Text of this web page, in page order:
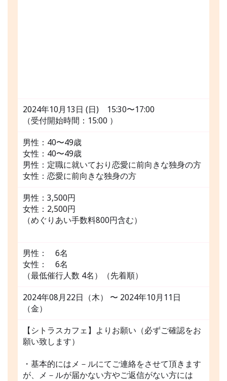
2024年10月13日 (日) 15:30〜17:00
（受付開始時間：15:00 ）
男性：40〜49歳
女性：40〜49歳
男性：定職に就いており恋愛に前向きな独身の方
女性：恋愛に前向きな独身の方
男性：3,500円
女性：2,500円
（めぐりあい手数料800円含む）
男性： 6名
女性： 6名
（最低催行人数 4名）（先着順）
2024年08月22日（木） 〜 2024年10月11日
（金）
【シトラスカフェ】よりお願い（必ずご確認をお
願い致します）
・基本的にはメ－ルにてご連絡をさせて頂きます
が、メ－ルが届かない方やご返信がない方には